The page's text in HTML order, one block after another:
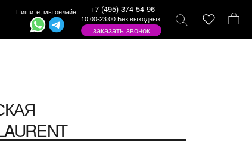
Пишите, мы онлайн: +7 (495) 374-54-96
10:00-23:00 Без выходных
заказать звонок